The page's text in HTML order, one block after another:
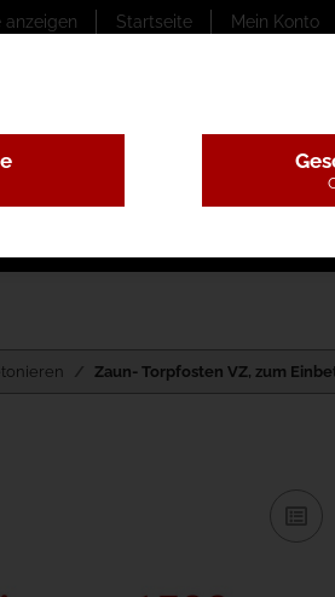
anzeigen Startseite Mein Konto
Zaun- Torpfosten VZ, zum